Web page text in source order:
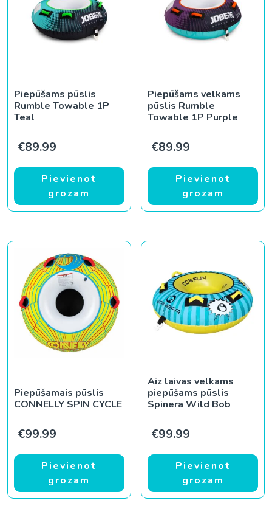
Piepūšams pūslis
Rumble Towable 1P
Teal
€89.99
Pievienot
grozam
Piepūšams velkams
pūslis Rumble
Towable 1P Purple
€89.99
Pievienot
grozam
Piepūšamais pūslis
CONNELLY SPIN CYCLE
€99.99
Pievienot
grozam
Aiz laivas velkams
piepūšams pūslis
Spinera Wild Bob
€99.99
Pievienot
grozam